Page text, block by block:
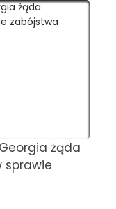
żąda
sprawie